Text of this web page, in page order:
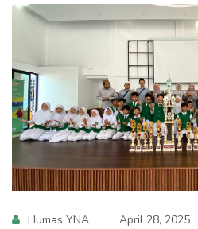
Humas YNA
April 28, 2025